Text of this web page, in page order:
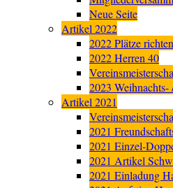
Neue Seite
Artikel 2022
2022 Plätze richten
2022 Herren 40
2023
Artikel 2021
2021
2021 Einzel-
2021 Artikel
2021 Einladung